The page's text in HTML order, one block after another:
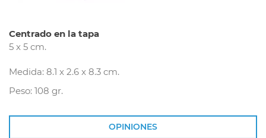
Centrado en la tapa
5 x 5 cm.
Medida: 8.1 x 2.6 x 8.3 cm.
Peso: 108 gr.
OPINIONES